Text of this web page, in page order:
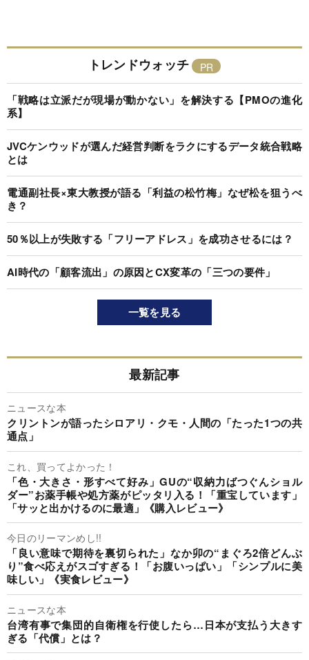
トレンドウォッチ
「戦略は立派だが現場が動かない」を解決する【PMOの進化
系】
JVCケンウッドが選んだ経営判断をラクにするデータ統合戦略
とは
電通副社長×東大教授が語る「利益の松竹梅」なぜ松を狙うべ
き？
50％以上が失敗する「フリーアドレス」を成功させるには？
AI時代の「顧客流出」の原因とCX変革の「三つの要件」
一覧を見る
最新記事
ニュースな本
クリントンが語ったシロアリ・クモ・人間の「たった1つの共
通点」
これ、買ってよかった！
「色・大きさ・形すべて好み」GUの“収納力ばつぐんショル
ダー”お薬手帳や処方薬がピッタリ入る！「重宝しています」
「サッと出かけるのに最適」《購入レビュー》
今日のリーマンめし!!
「良い意味で期待を裏切られた」なか卯の“まぐろ2倍どんぶ
り”食べ応えがスゴすぎる！「お腹いっぱい」「シンプルに美
味しい」《実食レビュー》
ニュースな本
台湾有事で集団的自衛権を行使したら…日本が支払う大きす
ぎる「代償」とは？